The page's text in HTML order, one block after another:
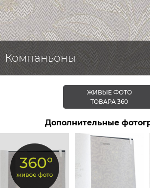
Компаньоны
ЖИВЫЕ ФОТО
ТОВАРА 360
Дополнительные